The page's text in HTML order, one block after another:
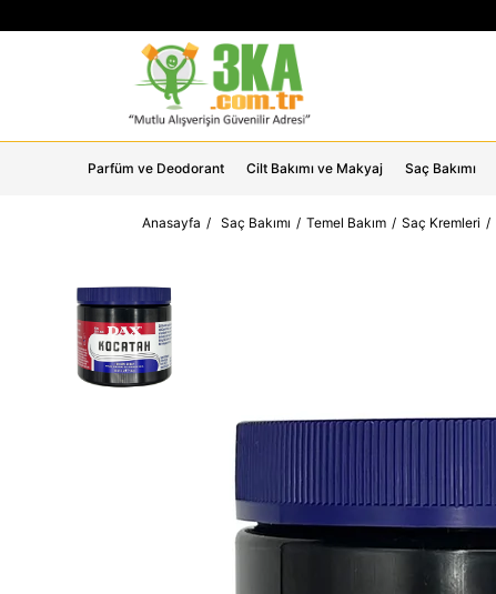
Parfüm ve Deodorant Cilt Bakımı ve Makyaj Saç Bakımı
Anasayfa Saç Bakımı Temel Bakım Saç Kremleri